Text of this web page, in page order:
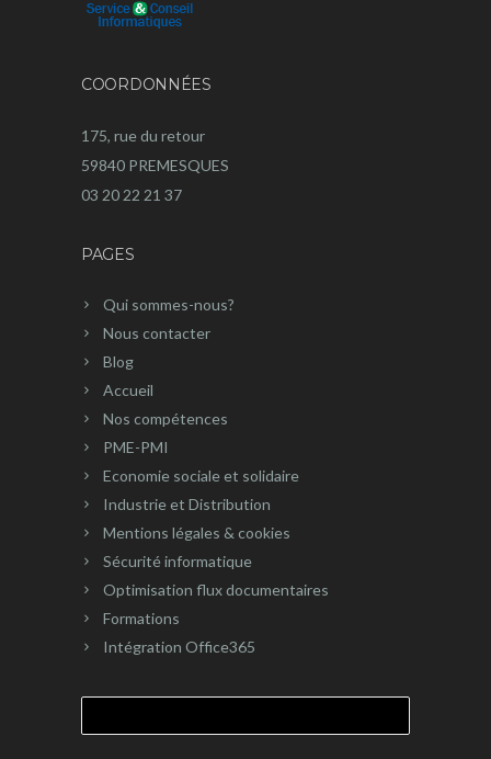
COORDONNÉES
175, rue du retour
59840 PREMESQUES
03 20 22 21 37
PAGES
Qui sommes-nous?
Nous contacter
Blog
Accueil
Nos compétences
PME-PMI
Economie sociale et solidaire
Industrie et Distribution
Mentions légales & cookies
Sécurité informatique
Optimisation flux documentaires
Formations
Intégration Office365